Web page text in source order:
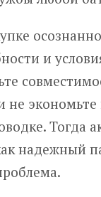
и
не экономьте
Тогда
надежный